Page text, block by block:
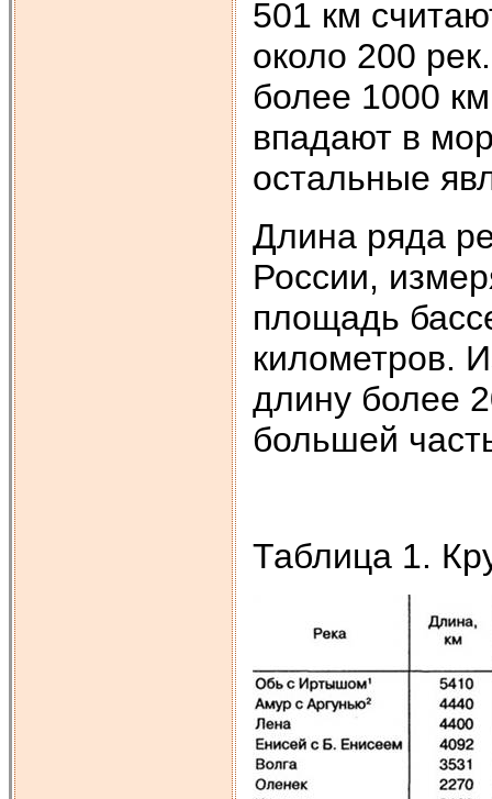
501 км
около 200
более 1000
впадают в
остальные
Длина ряда
России,
площадь
километров.
длину более
большей
Таблица 1.